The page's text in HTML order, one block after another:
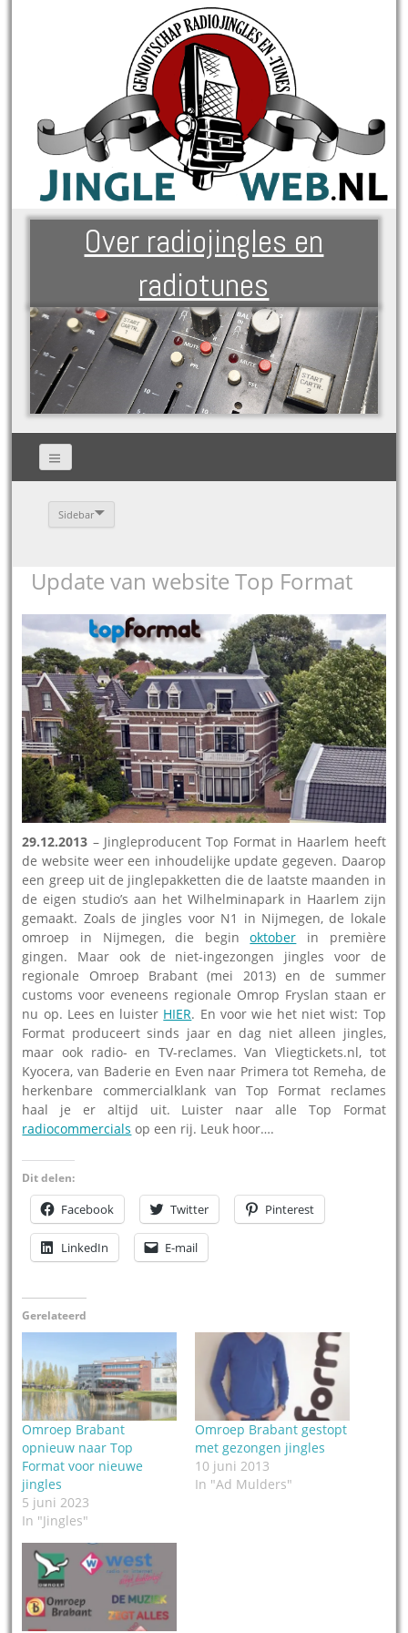
Over radiojingles en
radiotunes
Sidebar
Update van website Top Format
29.12.2013 – Jingleproducent Top Format in Haarlem heeft
de website weer een inhoudelijke update gegeven. Daarop
een greep uit de jinglepakketten die de laatste maanden in
de eigen studio’s aan het Wilhelminapark in Haarlem zijn
gemaakt. Zoals de jingles voor N1 in Nijmegen, de lokale
omroep in Nijmegen, die beginoktober in première
gingen. Maar ook de niet-ingezongen jingles voor de
regionale Omroep Brabant (mei 2013) en de summer
customs voor eveneens regionale Omrop Fryslan staan er
nu op. Lees en luister HIER. En voor wie het niet wist: Top
Format produceert sinds jaar en dag niet alleen jingles,
maar ook radio- en TV-reclames. Van Vliegtickets.nl, tot
Kyocera, van Baderie en Even naar Primera tot Remeha, de
herkenbare commercialklank van Top Format reclames
haal je er altijd uit. Luister naar alle Top Format
radiocommercials op een rij. Leuk hoor….
Dit delen:
Facebook Twitter Pinterest
LinkedIn E-mail
Gerelateerd
Omroep Brabant
opnieuw naar Top
Format voor nieuwe
jingles
5 juni 2023
In "Jingles"
Omroep Brabant gestopt
met gezongen jingles
10 juni 2013
In "Ad Mulders"